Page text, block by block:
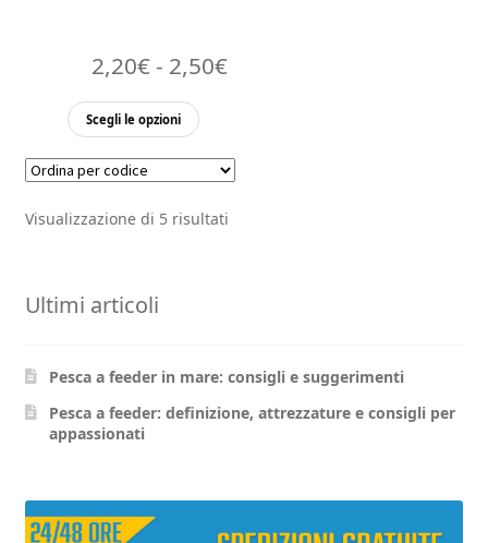
2,20€- 2,50€Fascia
da
2,20€
Scegli le opzioni
Questo
ha
varianti.
nella
pagina
Visualizzazione di 5 risultati
Ultimi articoli
Pesca a feeder in mare: consigli e suggerimenti
Pesca a feeder: definizione, attrezzature e consigli per
appassionati